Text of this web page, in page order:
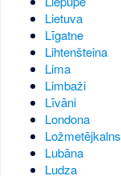
Lietuva
Līgatne
Lihtenšteina
Lima
Limbaži
Līvāni
Londona
Ložmetējkalns
Lubāna
Ludza